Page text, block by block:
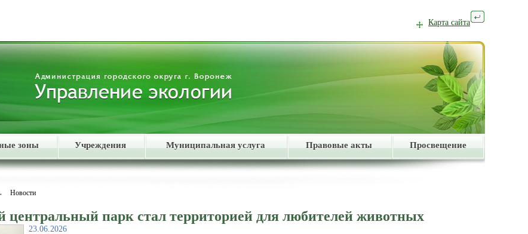
Карта сайта
зоны Учреждения Муниципальная услуга Правовые акты Просвещение
Новости
центральный парк стал территорией для любителей животных
23.06.2026